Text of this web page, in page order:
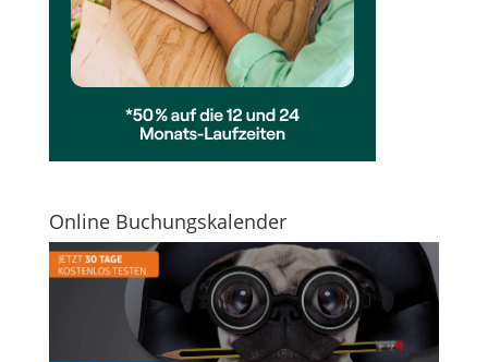
Online Buchungskalender